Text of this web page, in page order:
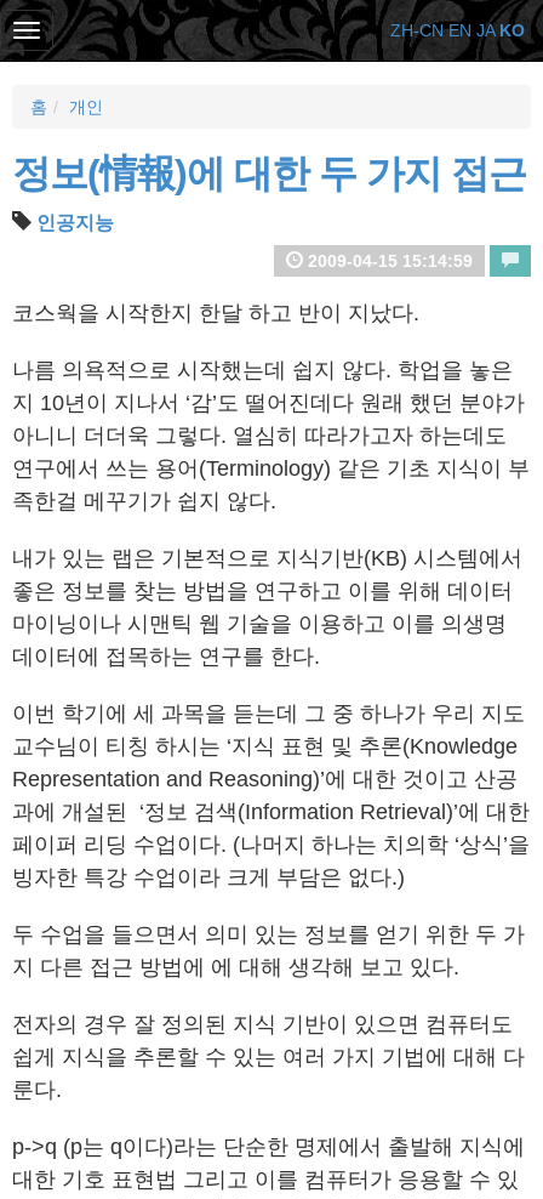
홈 개인
정보(情報)에 대한 두 가지 접근
인공지능
2009-04-15 15:14:59
코스웍을 시작한지 한달 하고 반이 지났다.
나름 의욕적으로 시작했는데 쉽지 않다. 학업을 놓은
지 10년이 지나서 ‘감’도 떨어진데다 원래 했던 분야가
아니니 더더욱 그렇다. 열심히 따라가고자 하는데도
연구에서 쓰는 용어(Terminology) 같은 기초 지식이 부
족한걸 메꾸기가 쉽지 않다.
내가 있는 랩은 기본적으로 지식기반(KB) 시스템에서
좋은 정보를 찾는 방법을 연구하고 이를 위해 데이터
마이닝이나 시맨틱 웹 기술을 이용하고 이를 의생명
데이터에 접목하는 연구를 한다.
이번 학기에 세 과목을 듣는데 그 중 하나가 우리 지도
교수님이 티칭 하시는 ‘지식 표현 및 추론(Knowledge
Representation and Reasoning)’에 대한 것이고 산공
과에 개설된 ‘정보 검색(Information Retrieval)’에 대한
페이퍼 리딩 수업이다. (나머지 하나는 치의학 ‘상식’을
빙자한 특강 수업이라 크게 부담은 없다.)
두 수업을 들으면서 의미 있는 정보를 얻기 위한 두 가
지 다른 접근 방법에 에 대해 생각해 보고 있다.
전자의 경우 잘 정의된 지식 기반이 있으면 컴퓨터도
쉽게 지식을 추론할 수 있는 여러 가지 기법에 대해 다
룬다.
p->q (p는 q이다)라는 단순한 명제에서 출발해 지식에
대한 기호 표현법 그리고 이를 컴퓨터가 응용할 수 있
ZH-CN EN JA KO